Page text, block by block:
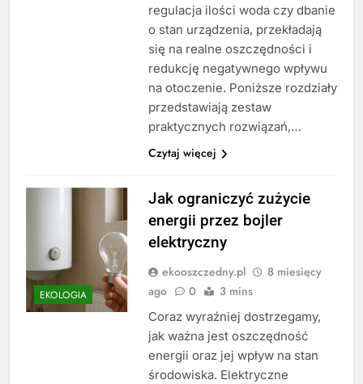
regulacja ilości woda czy dbanie
o stan urządzenia, przekładają
się na realne oszczędności i
redukcję negatywnego wpływu
na otoczenie. Poniższe rozdziały
przedstawiają zestaw
praktycznych rozwiązań,…
Czytaj więcej
EKOLOGIA
Jak ograniczyć zużycie
energii przez bojler
elektryczny
ekooszczedny.pl
8 miesięcy
ago
0 3 mins
Coraz wyraźniej dostrzegamy,
jak ważna jest oszczędność
energii oraz jej wpływ na stan
środowiska. Elektryczne